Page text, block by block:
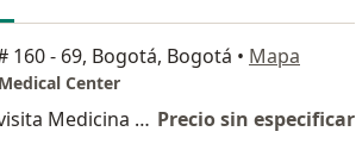
160 - 69, Bogotá, Bogotá • Mapa
Center
Primera visita Medicina Alternativa Precio sin especificar